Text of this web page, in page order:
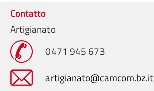
Contatto
Artigianato
0471 945 673
artigianato@camcom.bz.it